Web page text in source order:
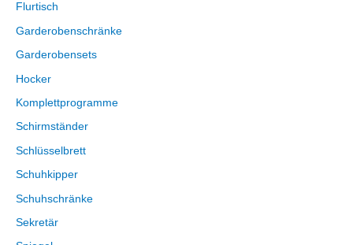
Flurtisch
Garderobenschränke
Garderobensets
Hocker
Komplettprogramme
Schirmständer
Schlüsselbrett
Schuhkipper
Schuhschränke
Sekretär